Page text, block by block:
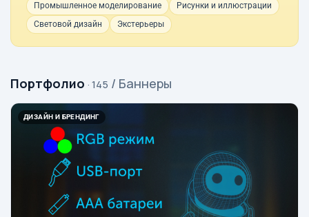
Промышленное моделирование
Рисунки и иллюстрации
Световой дизайн
Экстерьеры
Портфолио · 145 / Баннеры
ДИЗАЙН И БРЕНДИНГ